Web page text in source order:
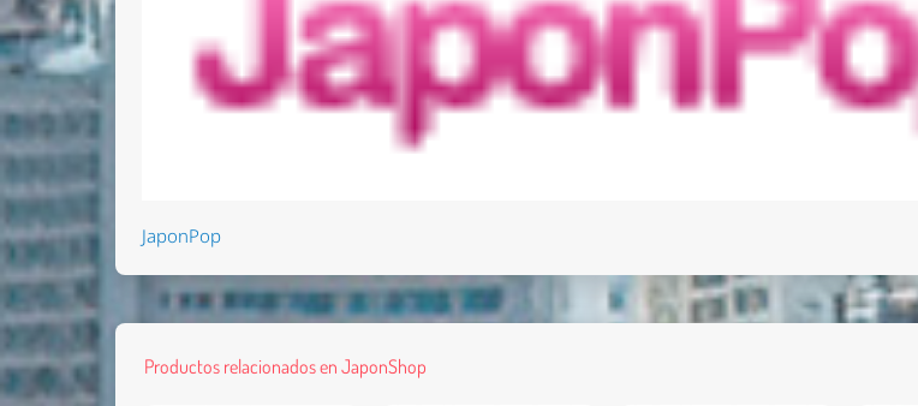
JaponPop
Productos relacionados en JaponShop